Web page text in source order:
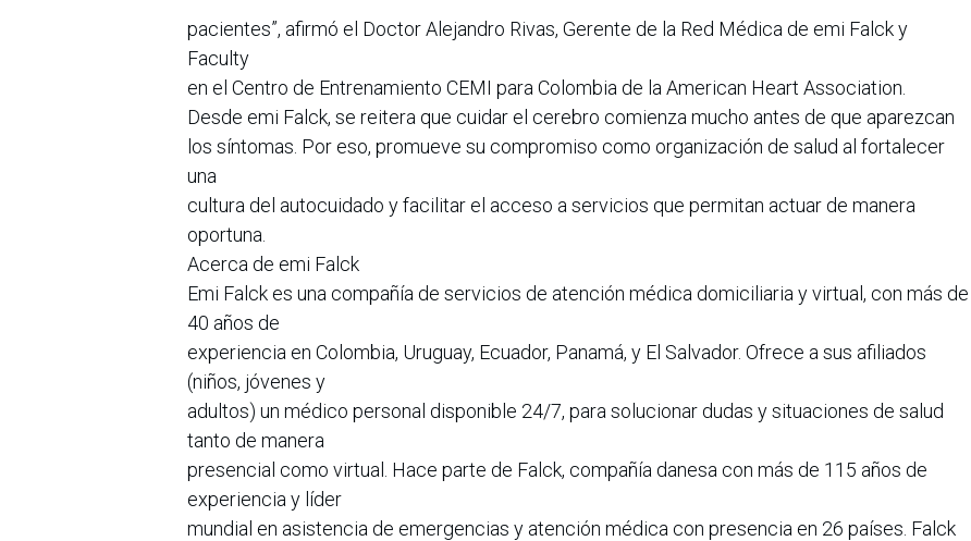
pacientes”, afirmó el Doctor Alejandro Rivas, Gerente de la Red Médica de emi Falck y
Faculty
en el Centro de Entrenamiento CEMI para Colombia de la American Heart Association.
Desde emi Falck, se reitera que cuidar el cerebro comienza mucho antes de que aparezcan
los síntomas. Por eso, promueve su compromiso como organización de salud al fortalecer
una
cultura del autocuidado y facilitar el acceso a servicios que permitan actuar de manera
oportuna.
Acerca de emi Falck
Emi Falck es una compañía de servicios de atención médica domiciliaria y virtual, con más de
40 años de
experiencia en Colombia, Uruguay, Ecuador, Panamá, y El Salvador. Ofrece a sus afiliados
(niños, jóvenes y
adultos) un médico personal disponible 24/7, para solucionar dudas y situaciones de salud
tanto de manera
presencial como virtual. Hace parte de Falck, compañía danesa con más de 115 años de
experiencia y líder
mundial en asistencia de emergencias y atención médica con presencia en 26 países. Falck